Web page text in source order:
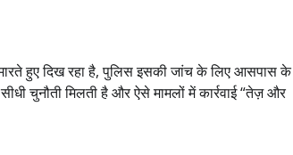
हुए दिख रहा है, पुलिस इसकी जांच के लिए आसपास के
चुनौती मिलती है और ऐसे मामलों में कार्रवाई “तेज़ और